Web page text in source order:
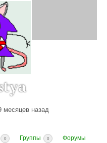
месяцев назад
0 Группы 0 Форумы